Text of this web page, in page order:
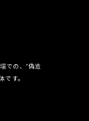
での、“偽造
です。